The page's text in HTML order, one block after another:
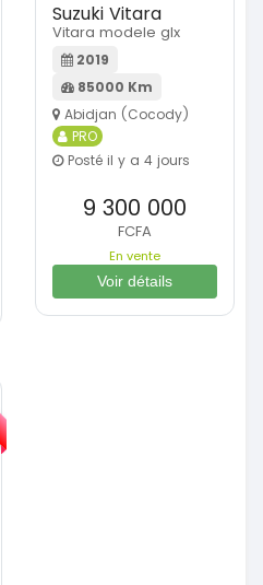
Suzuki Vitara
Vitara modele glx
2019
85000 Km
Abidjan (Cocody)
PRO
Posté il y a 4 jours
9 300 000
FCFA
En vente
Voir détails